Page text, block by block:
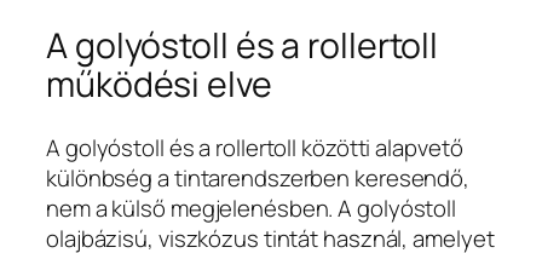
A golyóstoll és a rollertoll
működési elve
A golyóstoll és a rollertoll közötti alapvető
különbség a tintarendszerben keresendő,
nem a külső megjelenésben. A golyóstoll
olajbázisú, viszkózus tintát használ, amelyet